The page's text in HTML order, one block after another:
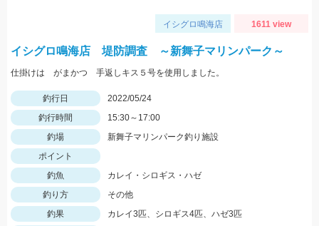
イシグロ鳴海店 1611 view
イシグロ鳴海店 堤防調査 ～新舞子マリンパーク～
仕掛けは がまかつ 手返しキス５号を使用しました。
釣行日
2022/05/24
釣行時間
15:30～17:00
釣場
新舞子マリンパーク釣り施設
ポイント
釣魚
カレイ・シロギス・ハゼ
釣り方
その他
釣果
カレイ3匹、シロギス4匹、ハゼ3匹